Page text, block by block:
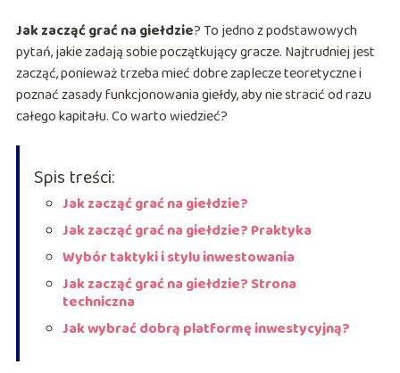
Jak zacząć grać na giełdzie? To jedno z podstawowych
pytań, jakie zadają sobie początkujący gracze. Najtrudniej jest
zacząć, ponieważ trzeba mieć dobre zaplecze teoretyczne i
poznać zasady funkcjonowania giełdy, aby nie stracić od razu
całego kapitału. Co warto wiedzieć?
Spis treści:
Jak zacząć grać na giełdzie?
Jak zacząć grać na giełdzie? Praktyka
Wybór taktyki i stylu inwestowania
Jak zacząć grać na giełdzie? Strona
techniczna
Jak wybrać dobrą platformę inwestycyjną?